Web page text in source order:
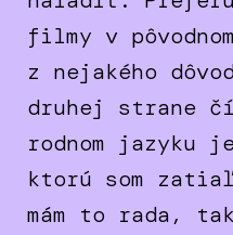
filmy v
z nejakého
druhej strane
rodnom jazyku
ktorú som
mám to rada,